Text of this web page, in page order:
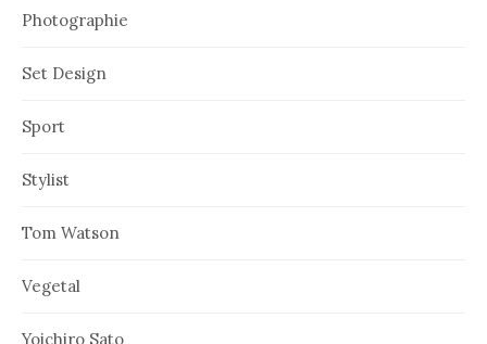
Photographie
Set Design
Sport
Stylist
Tom Watson
Vegetal
Yoichiro Sato